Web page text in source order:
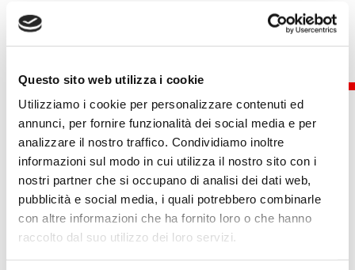
Questo sito web utilizza i cookie
Utilizziamo i cookie per personalizzare contenuti ed
annunci, per fornire funzionalità dei social media e per
analizzare il nostro traffico. Condividiamo inoltre
informazioni sul modo in cui utilizza il nostro sito con i
nostri partner che si occupano di analisi dei dati web,
pubblicità e social media, i quali potrebbero combinarle
con altre informazioni che ha fornito loro o che hanno
raccolto dal suo utilizzo dei loro servizi.
Eventi
7 ottobre |15.00 | Auditorium del Suffragio